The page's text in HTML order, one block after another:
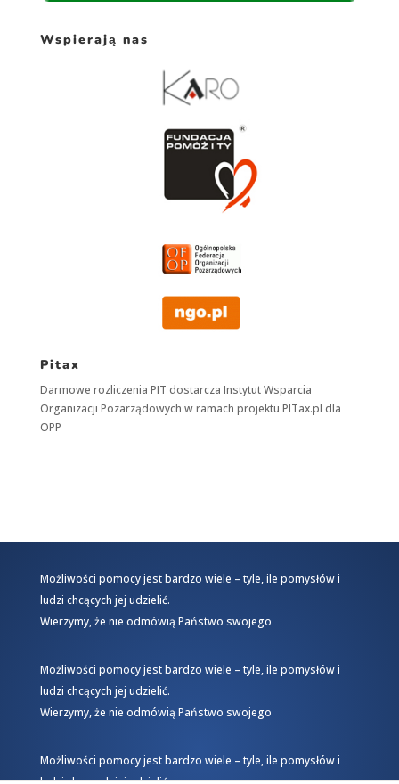
Wspierają nas
Pitax
Darmowe rozliczenia PIT dostarcza Instytut Wsparcia
Organizacji Pozarządowych w ramach projektu PITax.pl dla
OPP
Możliwości pomocy jest bardzo wiele – tyle, ile pomysłów i
ludzi chcących jej udzielić.
Wierzymy, że nie odmówią Państwo swojego
Możliwości pomocy jest bardzo wiele – tyle, ile pomysłów i
ludzi chcących jej udzielić.
Wierzymy, że nie odmówią Państwo swojego
Możliwości pomocy jest bardzo wiele – tyle, ile pomysłów i